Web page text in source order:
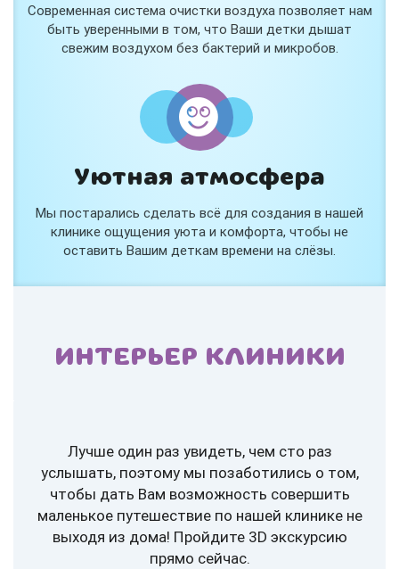
Современная система очистки воздуха позволяет нам
быть уверенными в том, что Ваши детки дышат
свежим воздухом без бактерий и микробов.
Уютная атмосфера
Мы постарались сделать всё для создания в нашей
клинике ощущения уюта и комфорта, чтобы не
оставить Вашим деткам времени на слёзы.
ИНТЕРЬЕР КЛИНИКИ
Лучше один раз увидеть, чем сто раз
услышать, поэтому мы позаботились о том,
чтобы дать Вам возможность совершить
маленькое путешествие по нашей клинике не
выходя из дома! Пройдите 3D экскурсию
прямо сейчас.